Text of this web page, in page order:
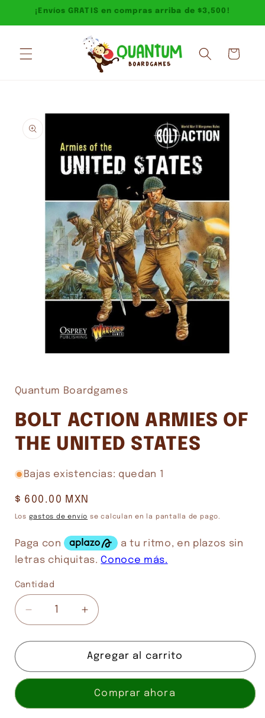
directamente
al contenido
¡Envíos GRATIS en compras arriba de $3,500!
Carrito
información
del producto
1
en
ventana
modal
Quantum Boardgames
BOLT ACTION ARMIES OF
THE UNITED STATES
Bajas existencias: quedan 1
Precio
habitual
$ 600.00 MXN
Los gastos de envío se calculan en la pantalla de pago.
Cantidad
Cantidad
Reducir
cantidad
para
ACTION
ARMIES
THE
Aumentar
cantidad
para
BOLT
ACTION
ARMIES
OF
THE
Agregar al carrito
Comprar ahora